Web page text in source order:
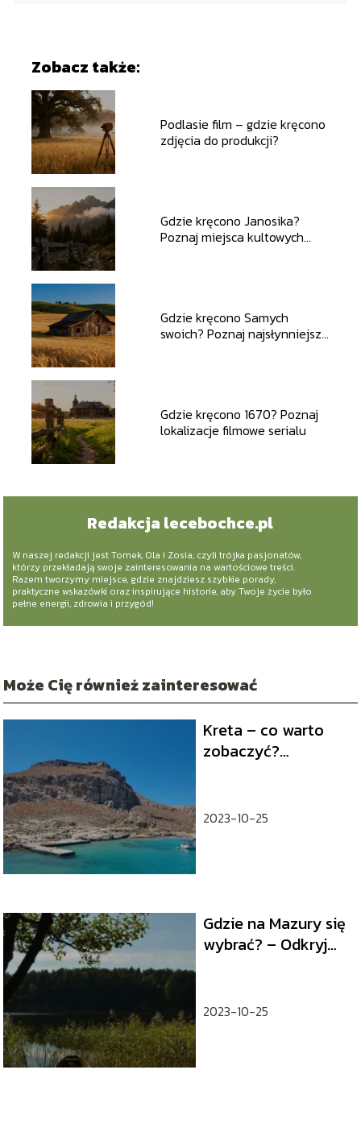
Zobacz także:
Podlasie film – gdzie kręcono
zdjęcia do produkcji?
Gdzie kręcono Janosika?
Poznaj miejsca kultowych
Gdzie kręcono Samych
swoich? Poznaj najsłynniejsze
Gdzie kręcono 1670? Poznaj
lokalizacje filmowe serialu
Redakcja lecebochce.pl
W naszej redakcji jest Tomek, Ola i Zosia, czyli trójka pasjonatów,
którzy przekładają swoje zainteresowania na wartościowe treści.
Razem tworzymy miejsce, gdzie znajdziesz szybkie porady,
praktyczne wskazówki oraz inspirujące historie, aby Twoje życie było
pełne energii, zdrowia i przygód!
Może Cię również zainteresować
Kreta – co warto
zobaczyć?
2023-10-25
Gdzie na Mazury się
wybrać? – Odkryj
2023-10-25